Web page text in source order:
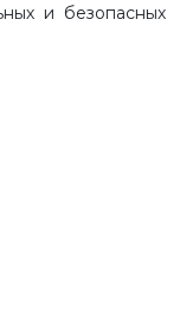
и безопасных